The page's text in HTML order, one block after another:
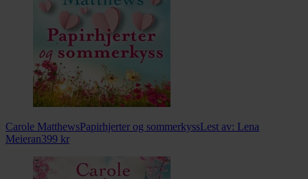
Carole MatthewsPapirhjerter og sommerkyssLest av: Lena
Meieran399 kr